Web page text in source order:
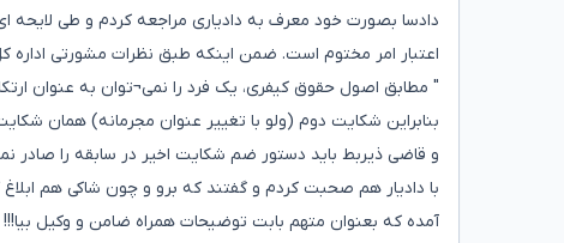
دادسا بصورت خود معرف به دادیاری مراجعه کردم و طی لایحه
اعتبار امر مختوم است. ضمن اینکه طبق نظرات مشورتی اداره
" مطابق اصول حقوق کیفری، یک فرد را نمی¬توان به عنوان
بنابراین شکایت دوم (ولو با تغییر عنوان مجرمانه) همان
و قاضی ذیربط باید دستور ضم شکایت اخیر در سابقه را صادر
با دادیار هم صحبت کردم و گفتند که برو و چون شاکی هم ابلاغ
آمده که بعنوان متهم بابت توضیحات همراه ضامن و وکیل بیا!!!